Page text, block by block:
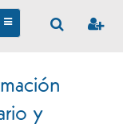
TOGGLE
NAVIGATION
y